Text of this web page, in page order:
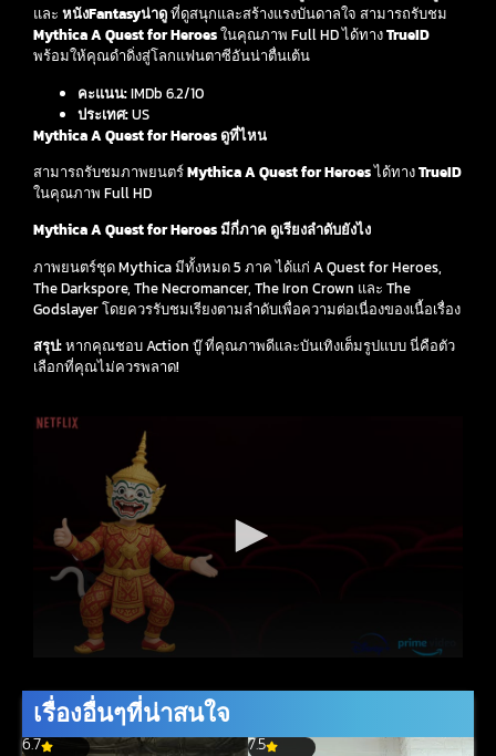
และ หนังFantasyน่าดูที่ดูสนุกและสร้างแรงบันดาลใจ สามารถรับชม
Mythica A Quest for Heroesในคุณภาพ Full HD ได้ทางTrueID
พร้อมให้คุณดำดิ่งสู่โลกแฟนตาซีอันน่าตื่นเต้น
คะแนน:IMDb 6.2/10
ประเทศ:US
Mythica A Quest for Heroes ดูที่ไหน
สามารถรับชมภาพยนตร์Mythica A Quest for Heroesได้ทางTrueID
ในคุณภาพ Full HD
Mythica A Quest for Heroes มีกี่ภาค ดูเรียงลำดับยังไง
ภาพยนตร์ชุด Mythica มีทั้งหมด 5 ภาค ได้แก่ A Quest for Heroes,
The Darkspore, The Necromancer, The Iron Crown และ The
Godslayer โดยควรรับชมเรียงตามลำดับเพื่อความต่อเนื่องของเนื้อเรื่อง
สรุป:หากคุณชอบ Action บู๊ ที่คุณภาพดีและบันเทิงเต็มรูปแบบ นี่คือตัว
เลือกที่คุณไม่ควรพลาด!
เรื่องอื่นๆที่น่าสนใจ
6.7 7.5